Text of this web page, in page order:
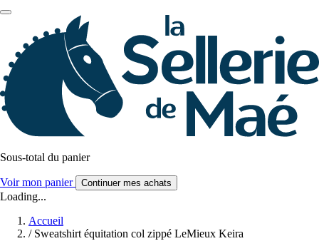
Sous-total du panier
Voir mon panier Continuer mes achats
Loading...
Accueil
/ Sweatshirt équitation col zippé LeMieux Keira